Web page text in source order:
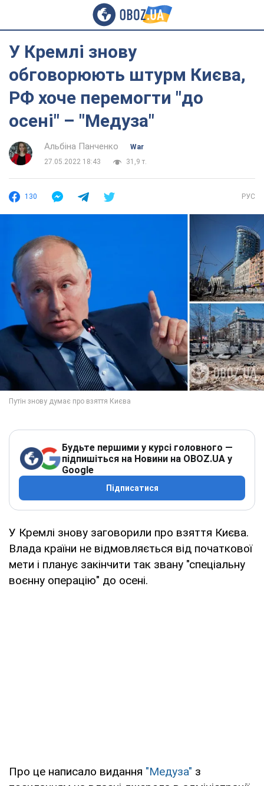
У Кремлі знову
обговорюють штурм Києва,
РФ хоче перемогти "до
осені" – "Медуза"
Альбіна Панченко
War
27.05.2022 18:43
31,9 т.
130 РУС
Будьте першими у курсі головного —
підпишіться на Новини на OBOZ.UA у
Google
Підписатися
У Кремлі знову заговорили про взяття Києва.
Влада країни не відмовляється від початкової
мети і планує закінчити так звану "спеціальну
воєнну операцію" до осені.
Про це написало видання "Медуза" з